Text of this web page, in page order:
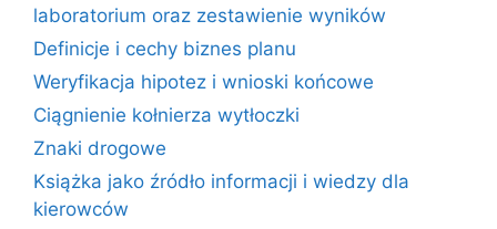
laboratorium oraz zestawienie wyników
Definicje i cechy biznes planu
Weryfikacja hipotez i wnioski końcowe
Ciągnienie kołnierza wytłoczki
Znaki drogowe
Książka jako źródło informacji i wiedzy dla
kierowców